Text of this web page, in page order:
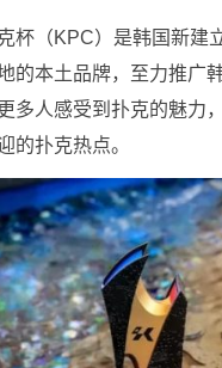
杯（KPC）是韩国新建
的本土品牌，至力推广
多人感受到扑克的魅力
的扑克热点。